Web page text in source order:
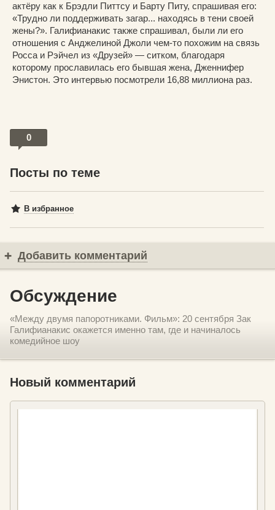
актёру как к Брэдли Питтсу и Барту Питу, спрашивая его:
«Трудно ли поддерживать загар... находясь в тени своей
жены?». Галифианакис также спрашивал, были ли его
отношения с Анджелиной Джоли чем-то похожим на связь
Росса и Рэйчел из «Друзей» — ситком, благодаря
которому прославилась его бывшая жена, Дженнифер
Энистон. Это интервью посмотрели 16,88 миллиона раз.
0
Посты по теме
В избранное
Добавить комментарий
Обсуждение
«Между двумя папоротниками. Фильм»: 20 сентября Зак
Галифианакис окажется именно там, где и начиналось
комедийное шоу
Новый комментарий